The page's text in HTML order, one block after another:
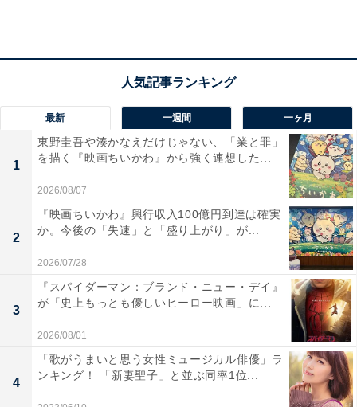
最新 一週間 一ヶ月
1
東野圭吾や湊かなえだけじゃない、「業と罪」
を描く『映画ちいかわ』から強く連想した...
2026/08/07
2
『映画ちいかわ』興行収入100億円到達は確実
か。今後の「失速」と「盛り上がり」が...
2026/07/28
3
『スパイダーマン：ブランド・ニュー・デイ』
が「史上もっとも優しいヒーロー映画」に...
2026/08/01
4
「歌がうまいと思う女性ミュージカル俳優」ラ
ンキング！ 「新妻聖子」と並ぶ同率1位...